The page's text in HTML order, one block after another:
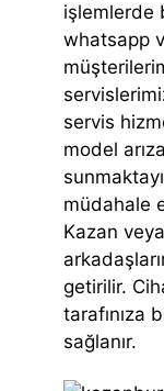
işlemlerde
whatsapp
servis
model
müdahale
Kazan
getirilir.
tarafınıza
sağlanır.